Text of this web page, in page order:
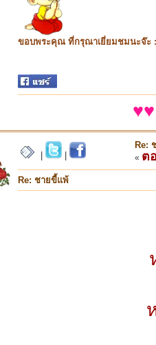
ขอบพระคุณ ที่กรุณาเยี่ยมชมนะจ๊ะ :
Re:
« ต
Re: ชายขี้แพ้